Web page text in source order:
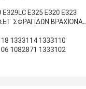
E329LC E325 E320 E323
ΣΦΡΑΓΙΔΩΝ ΒΡΑΧΙΟΝΑ
1333114 1333110
1082871 1333102